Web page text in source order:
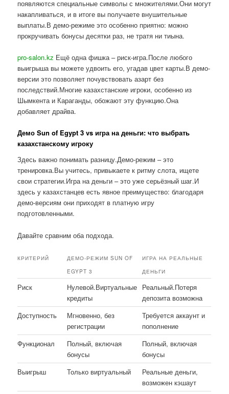
появляются специальные символы с множителями.Они могут
накапливаться, и в итоге вы получаете внушительные
выплаты.В демо-режиме это особенно приятно: можно
прокручивать бонусы десятки раз, не тратя ни тиына.
pro-salon.kz Ещё одна фишка – риск-игра.После любого
выигрыша вы можете удвоить его, угадав цвет карты.В демо-
версии это позволяет почувствовать азарт без
последствий.Многие казахстанские игроки, особенно из
Шымкента и Караганды, обожают эту функцию.Она
добавляет драйва.
Демо Sun of Egypt 3 vs игра на деньги: что выбрать
казахстанскому игроку
Здесь важно понимать разницу.Демо-режим – это
тренировка.Вы учитесь, привыкаете к ритму слота, ищете
свои стратегии.Игра на деньги – это уже серьёзный шаг.И
здесь у казахстанцев есть явное преимущество: благодаря
демо-версиям они приходят в платную игру
подготовленными.
Давайте сравним оба подхода.
КРИТЕРИЙ
ДЕМО-РЕЖИМ SUN OF
EGYPT 3
ИГРА НА РЕАЛЬНЫЕ
ДЕНЬГИ
Риск
Нулевой.Виртуальные
кредиты
Реальный.Потеря
депозита возможна
Доступность
Мгновенно, без
регистрации
Требуется аккаунт и
пополнение
Функционал
Полный, включая
бонусы
Полный, включая
бонусы
Выигрыш
Только виртуальный
Реальные деньги,
возможен кэшаут